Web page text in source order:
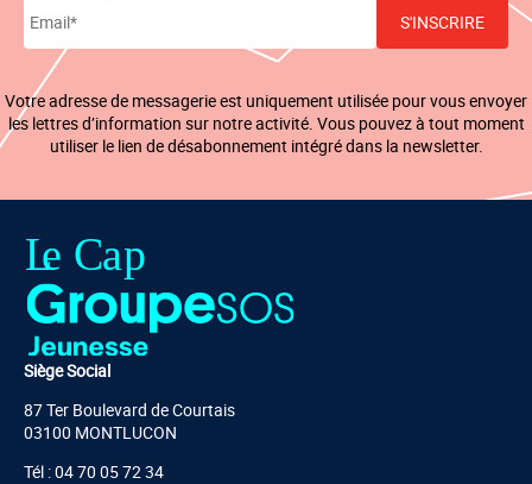
Votre adresse de messagerie est uniquement utilisée pour vous envoyer
les lettres d’information sur notre activité. Vous pouvez à tout moment
utiliser le lien de désabonnement intégré dans la newsletter.
Siège Social
87 Ter Boulevard de Courtais
03100 MONTLUCON
Tél : 04 70 05 72 34